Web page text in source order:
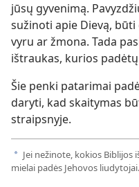
jūsų gyvenimą.
sužinoti apie Dievą,
vyru ar žmona. Tada
ištraukas, kurios
Šie penki patarimai
daryti, kad skaitymas
straipsnyje.
a Jei nežinote, kokios
mielai padės Jehovos liudytojai.